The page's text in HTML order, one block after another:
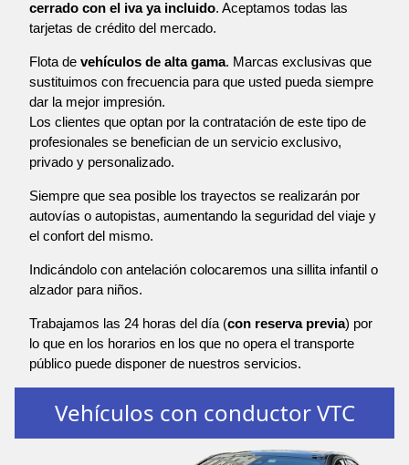
cerrado con el iva ya incluido. Aceptamos todas las
tarjetas de crédito del mercado.
Flota de vehículos de alta gama. Marcas exclusivas que
sustituimos con frecuencia para que usted pueda siempre
dar la mejor impresión.
Los clientes que optan por la contratación de este tipo de
profesionales se benefician de un servicio exclusivo,
privado y personalizado.
Siempre que sea posible los trayectos se realizarán por
autovías o autopistas, aumentando la seguridad del viaje y
el confort del mismo.
Indicándolo con antelación colocaremos una sillita infantil o
alzador para niños.
Trabajamos las 24 horas del día (con reserva previa) por
lo que en los horarios en los que no opera el transporte
público puede disponer de nuestros servicios.
Vehículos con conductor VTC